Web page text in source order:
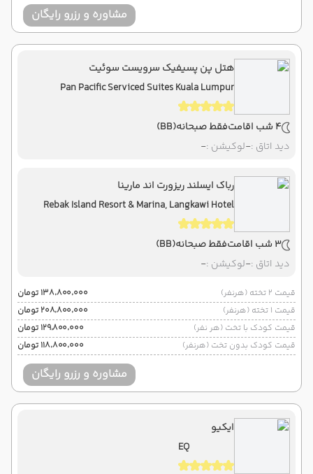
مشاوره و رزرو رایگان
هتل پن پسیفیک سرویست سوئیت
Pan Pacific Serviced Suites Kuala Lumpur
4 شب اقامت فقط صبحانه(BB)
دید اتاق :-لوکیشن :-
رباک ایسلند ریزورت اند مارینا
Rebak Island Resort & Marina, Langkawi Hotel
3 شب اقامت فقط صبحانه(BB)
دید اتاق :-لوکیشن :-
قیمت 2 تخته (هرنفر)
۱۳۸٬۸۰۰٬۰۰۰ تومان
قیمت 1 تخته (هرنفر)
۲۰۸٬۸۰۰٬۰۰۰ تومان
قیمت کودک با تخت (هر نفر)
۱۲۹٬۸۰۰٬۰۰۰ تومان
قیمت کودک بدون تخت (هرنفر)
۱۱۸٬۸۰۰٬۰۰۰ تومان
مشاوره و رزرو رایگان
ایکیو
EQ